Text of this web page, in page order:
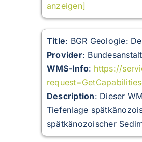
anzeigen]
Title: BGR Geologie:
Provider:
WMS-Info: https://
Description: Dieser
Tiefenlage
spätkänozoischer